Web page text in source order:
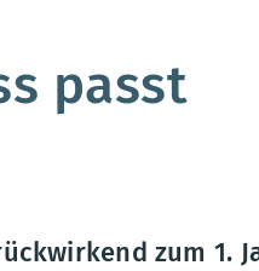
passt
zum 1.